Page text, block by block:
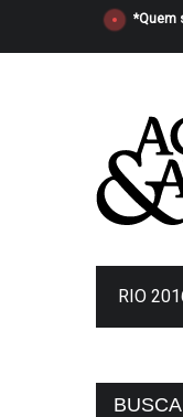
*Quem
RIO